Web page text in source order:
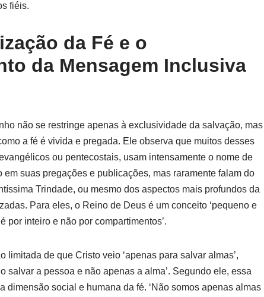
fiéis.
da Fé e o
da Mensagem Inclusiva
não se restringe apenas à exclusividade da salvação, mas
a fé é vivida e pregada. Ele observa que muitos desses
ou pentecostais, usam intensamente o nome de
em suas pregações e publicações, mas raramente falam do
Trindade, ou mesmo dos aspectos mais profundos da
Para eles, o Reino de Deus é um conceito ‘pequeno e
por inteiro e não por compartimentos’.
limitada de que Cristo veio ‘apenas para salvar almas’,
salvar a pessoa e não apenas a alma’. Segundo ele, essa
dimensão social e humana da fé. ‘Não somos apenas almas